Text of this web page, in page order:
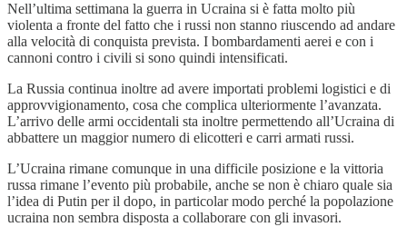
Nell’ultima settimana la guerra in Ucraina si è fatta molto più
violenta a fronte del fatto che i russi non stanno riuscendo ad andare
alla velocità di conquista prevista. I bombardamenti aerei e con i
cannoni contro i civili si sono quindi intensificati.
La Russia continua inoltre ad avere importati problemi logistici e di
approvvigionamento, cosa che complica ulteriormente l’avanzata.
L’arrivo delle armi occidentali sta inoltre permettendo all’Ucraina di
abbattere un maggior numero di elicotteri e carri armati russi.
L’Ucraina rimane comunque in una difficile posizione e la vittoria
russa rimane l’evento più probabile, anche se non è chiaro quale sia
l’idea di Putin per il dopo, in particolar modo perché la popolazione
ucraina non sembra disposta a collaborare con gli invasori.